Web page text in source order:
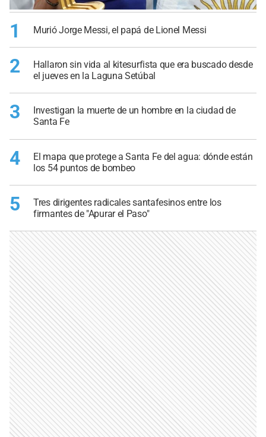
1 Murió Jorge Messi, el papá de Lionel Messi
2
Hallaron sin vida al kitesurfista que era buscado desde
el jueves en la Laguna Setúbal
3
Investigan la muerte de un hombre en la ciudad de
Santa Fe
4
El mapa que protege a Santa Fe del agua: dónde están
los 54 puntos de bombeo
5
Tres dirigentes radicales santafesinos entre los
firmantes de "Apurar el Paso"